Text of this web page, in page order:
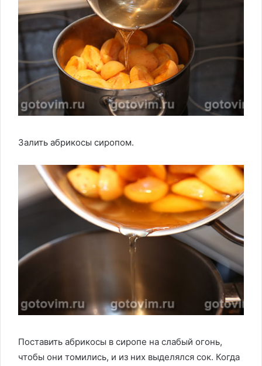
Залить абрикосы сиропом.
Поставить абрикосы в сиропе на слабый огонь,
чтобы они томились, и из них выделялся сок. Когда